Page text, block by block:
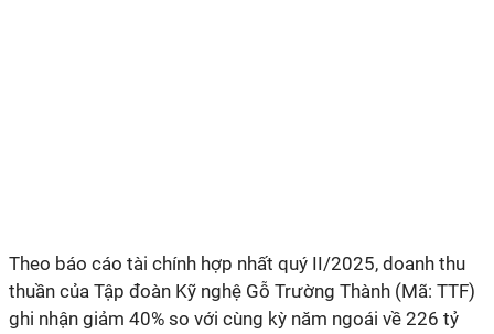
Theo báo cáo tài chính hợp nhất quý II/2025, doanh thu
thuần của Tập đoàn Kỹ nghệ Gỗ Trường Thành (Mã: TTF)
ghi nhận giảm 40% so với cùng kỳ năm ngoái về 226 tỷ